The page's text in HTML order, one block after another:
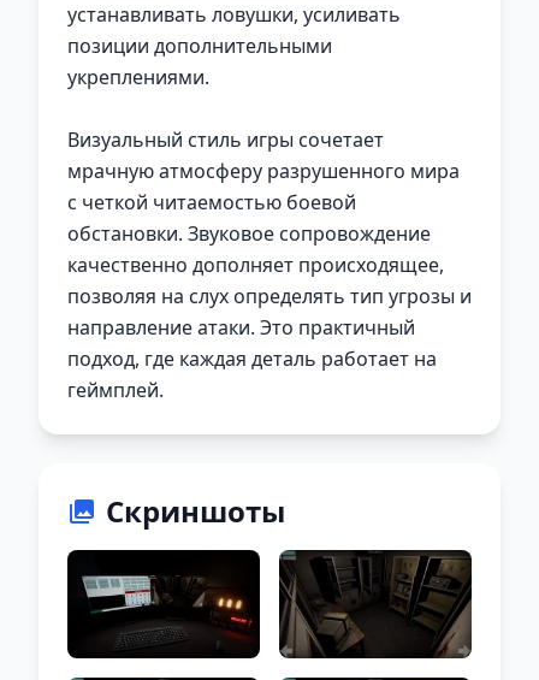
устанавливать ловушки, усиливать
позиции дополнительными
укреплениями.
Визуальный стиль игры сочетает
мрачную атмосферу разрушенного мира
с четкой читаемостью боевой
обстановки. Звуковое сопровождение
качественно дополняет происходящее,
позволяя на слух определять тип угрозы и
направление атаки. Это практичный
подход, где каждая деталь работает на
геймплей.
Скриншоты